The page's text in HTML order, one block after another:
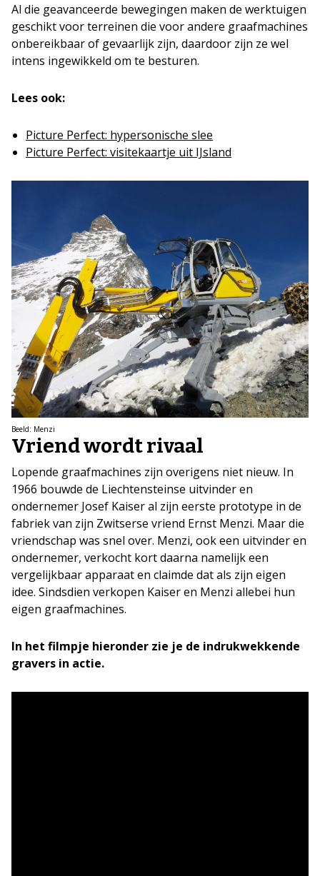
Al die geavanceerde bewegingen maken de werktuigen
geschikt voor terreinen die voor andere graafmachines
onbereikbaar of gevaarlijk zijn, daardoor zijn ze wel
intens ingewikkeld om te besturen.
Lees ook:
Picture Perfect: hypersonische slee
Picture Perfect: visitekaartje uit IJsland
Beeld: Menzi
Vriend wordt rivaal
Lopende graafmachines zijn overigens niet nieuw. In
1966 bouwde de Liechtensteinse uitvinder en
ondernemer Josef Kaiser al zijn eerste prototype in de
fabriek van zijn Zwitserse vriend Ernst Menzi. Maar die
vriendschap was snel over. Menzi, ook een uitvinder en
ondernemer, verkocht kort daarna namelijk een
vergelijkbaar apparaat en claimde dat als zijn eigen
idee. Sindsdien verkopen Kaiser en Menzi allebei hun
eigen graafmachines.
In het filmpje hieronder zie je de indrukwekkende
gravers in actie.